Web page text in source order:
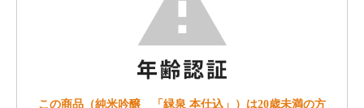
この商品（純米吟醸 「緑泉 本仕込」）は20歳未満の方